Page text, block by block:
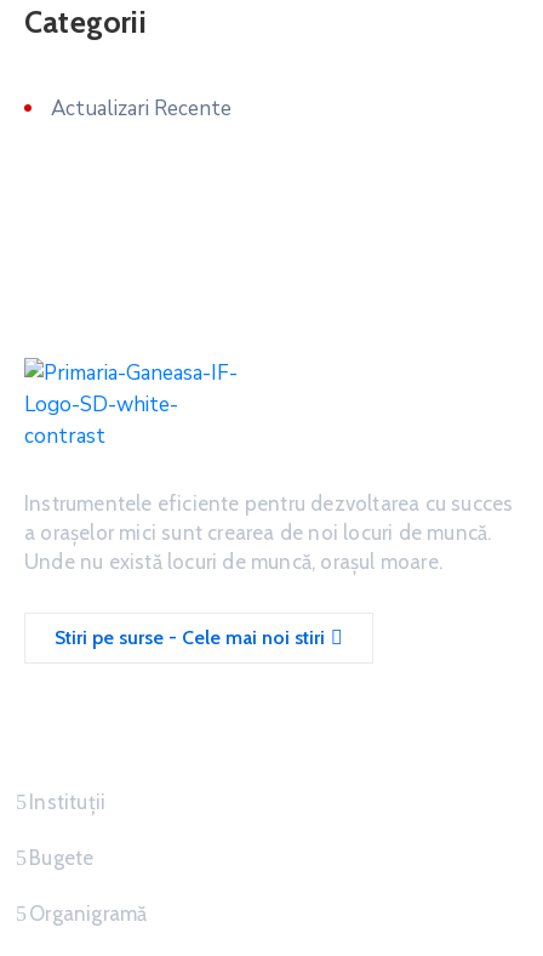
Categorii
Actualizari Recente
Instrumentele eficiente pentru dezvoltarea cu succes
a oraşelor mici sunt crearea de noi locuri de muncă.
Unde nu există locuri de muncă, oraşul moare.
Stiri pe surse - Cele mai noi stiri
Instituții
Bugete
Organigramă